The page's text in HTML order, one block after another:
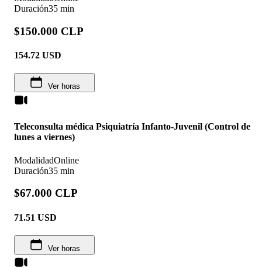
Duración35 min
$150.000 CLP
154.72 USD
Ver horas
Teleconsulta médica Psiquiatría Infanto-Juvenil (Control de
lunes a viernes)
ModalidadOnline
Duración35 min
$67.000 CLP
71.51 USD
Ver horas